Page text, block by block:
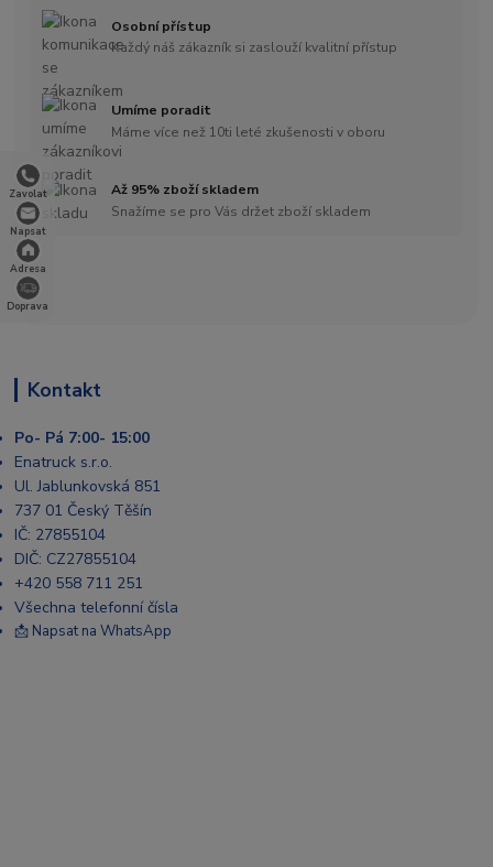
Zavolat
Napsat
Adresa
Doprava
Osobní přístup
Každý náš zákazník si zaslouží kvalitní přístup
Umíme poradit
Máme více než 10ti leté zkušenosti v oboru
Až 95% zboží skladem
Snažíme se pro Vás držet zboží skladem
Kontakt
Po- Pá 7:00- 15:00
Enatruck s.r.o.
Ul. Jablunkovská 851
737 01 Český Těšín
IČ: 27855104
DIČ: CZ27855104
+420 558 711 251
Všechna telefonní čísla
📩 Napsat na WhatsApp